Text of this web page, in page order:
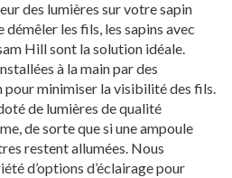
des lumières sur votre sapin
les fils, les sapins avec
Hill sont la solution idéale.
à la main par des
pour minimiser la visibilité des fils.
de lumières de qualité
de sorte que si une ampoule
restent allumées. Nous
d’options d’éclairage pour